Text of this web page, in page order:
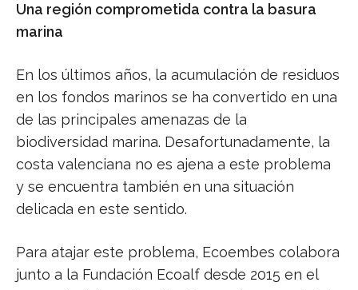
Una región comprometida contra la basura
marina
En los últimos años, la acumulación de residuos
en los fondos marinos se ha convertido en una
de las principales amenazas de la
biodiversidad marina. Desafortunadamente, la
costa valenciana no es ajena a este problema
y se encuentra también en una situación
delicada en este sentido.
Para atajar este problema, Ecoembes colabora
junto a la Fundación Ecoalf desde 2015 en el